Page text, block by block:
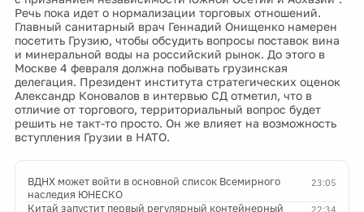
Речь пока идет о нормализации торговых отношений.
Главный санитарный врач Геннадий Онищенко намерен
посетить Грузию, чтобы обсудить вопросы поставок вина
и минеральной воды на российский рынок. До этого в
Москве 4 февраля должна побывать грузинская
делегация. Президент института стратегических оценок
Александр Коновалов в интервью СД отметил, что в
отличие от торгового, территориальный вопрос будет
решить не такт-то просто. Он же влияет на возможность
вступления Грузии в НАТО.
23:05
ВДНХ может войти в основной список Всемирного
наследия ЮНЕСКО
Китай запустит первый регулярный контейнерный